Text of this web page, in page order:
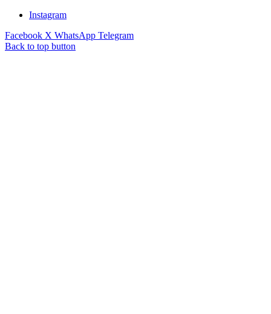
Instagram
Facebook X WhatsApp Telegram
Back to top button